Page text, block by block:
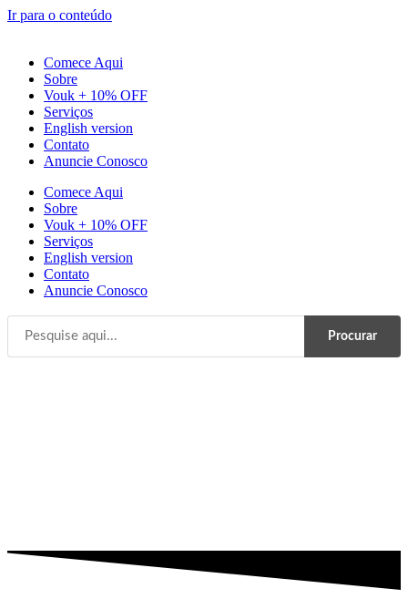
Ir para o conteúdo
Comece Aqui
Sobre
Vouk + 10% OFF
Serviços
English version
Contato
Anuncie Conosco
Comece Aqui
Sobre
Vouk + 10% OFF
Serviços
English version
Contato
Anuncie Conosco
Procurar